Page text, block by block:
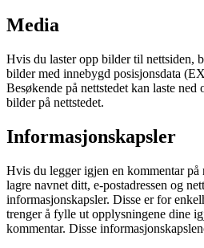
Media
Hvis du laster opp bilder til nettsiden,
bilder med innebygd posisjonsdata
Besøkende på nettstedet kan laste ned
bilder på nettstedet.
Informasjonskapsler
Hvis du legger igjen en kommentar på
lagre navnet ditt, e-postadressen og
informasjonskapsler. Disse er for
trenger å fylle ut opplysningene dine
kommentar. Disse